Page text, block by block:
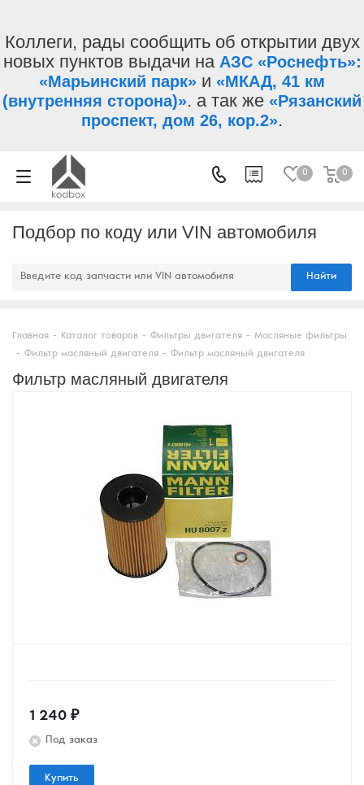
Коллеги, рады сообщить об открытии двух
новых пунктов выдачи на АЗС «Роснефть»:
«Марьинский парк» и «МКАД, 41 км
(внутренняя сторона)». а так же «Рязанский
проспект, дом 26, кор.2».
0 0
Подбор по коду или VIN автомобиля
Найти
Главная - Каталог товаров - Фильтры двигателя - Масляные фильтры
- Фильтр масляный двигателя - Фильтр масляный двигателя
Фильтр масляный двигателя
1 240 ₽
Под заказ
Купить